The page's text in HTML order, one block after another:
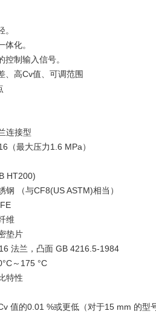
体化。
控制输入信号。
、高Cv值、可调范围
连接型
（最大压力1.6 MPa）
HT200)
钢 （与CF8(US ASTM)相当）
维
垫片
法兰，凸面 GB 4216.5-1984
～175 °C
特性
值的0.01 %或更低（对于15 mm 的型